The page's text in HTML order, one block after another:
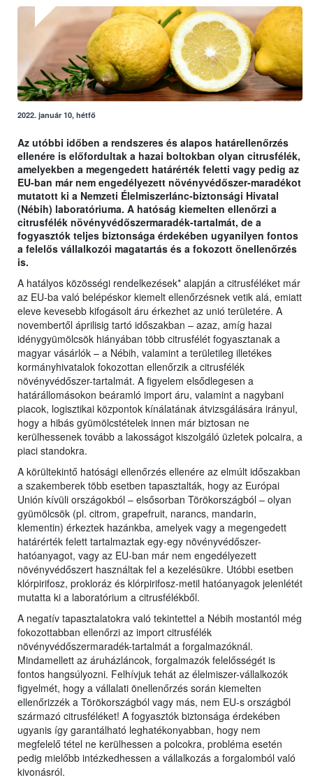
2022. január 10, hétfő
Az utóbbi időben a rendszeres és alapos határellenőrzés
ellenére is előfordultak a hazai boltokban olyan citrusfélék,
amelyekben a megengedett határérték feletti vagy pedig az
EU-ban már nem engedélyezett növényvédőszer-maradékot
mutatott ki a Nemzeti Élelmiszerlánc-biztonsági Hivatal
(Nébih) laboratóriuma. A hatóság kiemelten ellenőrzi a
citrusfélék növényvédőszermaradék-tartalmát, de a
fogyasztók teljes biztonsága érdekében ugyanilyen fontos
a felelős vállalkozói magatartás és a fokozott önellenőrzés
is.
A hatályos közösségi rendelkezések* alapján a citrusféléket már
az EU-ba való belépéskor kiemelt ellenőrzésnek vetik alá, emiatt
eleve kevesebb kifogásolt áru érkezhet az unió területére. A
novembertől áprilisig tartó időszakban – azaz, amíg hazai
idénygyümölcsök hiányában több citrusfélét fogyasztanak a
magyar vásárlók – a Nébih, valamint a területileg illetékes
kormányhivatalok fokozottan ellenőrzik a citrusfélék
növényvédőszer-tartalmát. A figyelem elsődlegesen a
határállomásokon beáramló import áru, valamint a nagybani
piacok, logisztikai központok kínálatának átvizsgálására irányul,
hogy a hibás gyümölcstételek innen már biztosan ne
kerülhessenek tovább a lakosságot kiszolgáló üzletek polcaira, a
piaci standokra.
A körültekintő hatósági ellenőrzés ellenére az elmúlt időszakban
a szakemberek több esetben tapasztalták, hogy az Európai
Unión kívüli országokból – elsősorban Törökországból – olyan
gyümölcsök (pl. citrom, grapefruit, narancs, mandarin,
klementin) érkeztek hazánkba, amelyek vagy a megengedett
határérték felett tartalmaztak egy-egy növényvédőszer-
hatóanyagot, vagy az EU-ban már nem engedélyezett
növényvédőszert használtak fel a kezelésükre. Utóbbi esetben
klórpirifosz, prokloráz és klórpirifosz-metil hatóanyagok jelenlétét
mutatta ki a laboratórium a citrusfélékből.
A negatív tapasztalatokra való tekintettel a Nébih mostantól még
fokozottabban ellenőrzi az import citrusfélék
növényvédőszermaradék-tartalmát a forgalmazóknál.
Mindamellett az áruházláncok, forgalmazók felelősségét is
fontos hangsúlyozni. Felhívjuk tehát az élelmiszer-vállalkozók
figyelmét, hogy a vállalati önellenőrzés során kiemelten
ellenőrizzék a Törökországból vagy más, nem EU-s országból
származó citrusféléket! A fogyasztók biztonsága érdekében
ugyanis így garantálható leghatékonyabban, hogy nem
megfelelő tétel ne kerülhessen a polcokra, probléma esetén
pedig mielőbb intézkedhessen a vállalkozás a forgalomból való
kivonásról.